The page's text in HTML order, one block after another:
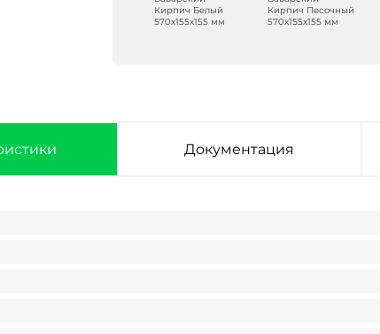
Кирпич Белый
570х155х155 мм
Кирпич Песочный
570х155х155 мм
Документация